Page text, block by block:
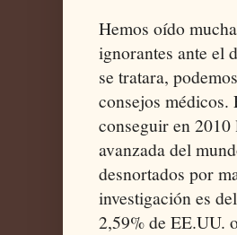
Hemos oído
ignorantes ante el
se tratara,
consejos médicos.
conseguir en 2010
avanzada del
desnortados por
investigación es
2,59% de EE.UU.